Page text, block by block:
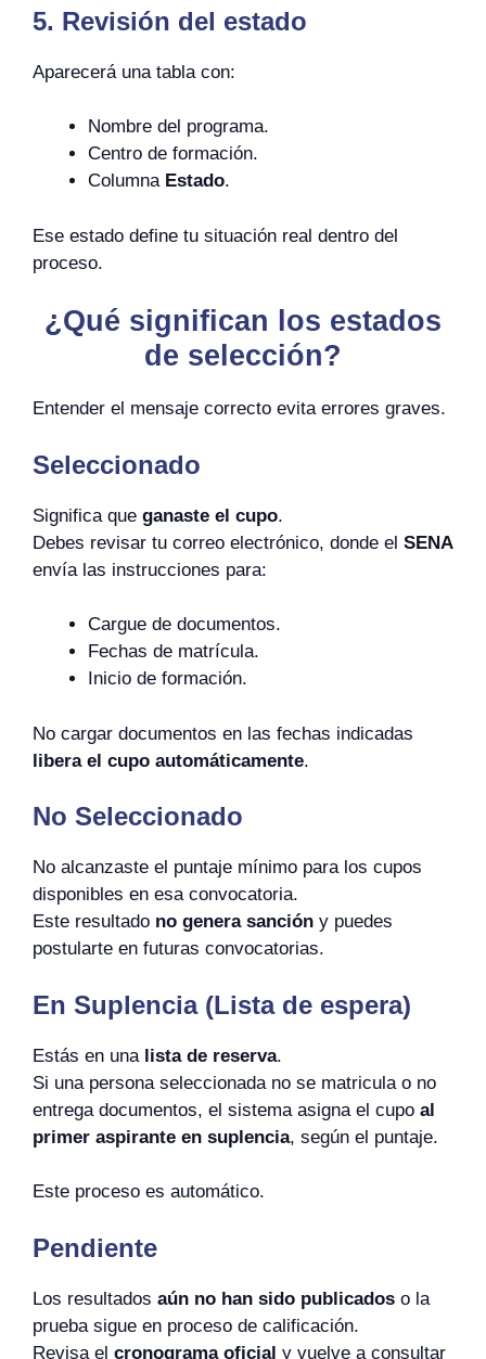
5. Revisión del estado
Aparecerá una tabla con:
Nombre del programa.
Centro de formación.
Columna Estado.
Ese estado define tu situación real dentro del
proceso.
¿Qué significan los estados
de selección?
Entender el mensaje correcto evita errores graves.
Seleccionado
Significa que ganaste el cupo.
Debes revisar tu correo electrónico, donde el SENA
envía las instrucciones para:
Cargue de documentos.
Fechas de matrícula.
Inicio de formación.
No cargar documentos en las fechas indicadas
libera el cupo automáticamente.
No Seleccionado
No alcanzaste el puntaje mínimo para los cupos
disponibles en esa convocatoria.
Este resultado no genera sanción y puedes
postularte en futuras convocatorias.
En Suplencia (Lista de espera)
Estás en una lista de reserva.
Si una persona seleccionada no se matricula o no
entrega documentos, el sistema asigna el cupo al
primer aspirante en suplencia, según el puntaje.
Este proceso es automático.
Pendiente
Los resultados aún no han sido publicados o la
prueba sigue en proceso de calificación.
Revisa el cronograma oficial y vuelve a consultar